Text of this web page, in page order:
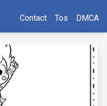
Contact Tos DMCA